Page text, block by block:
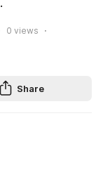
.
0 views
Share